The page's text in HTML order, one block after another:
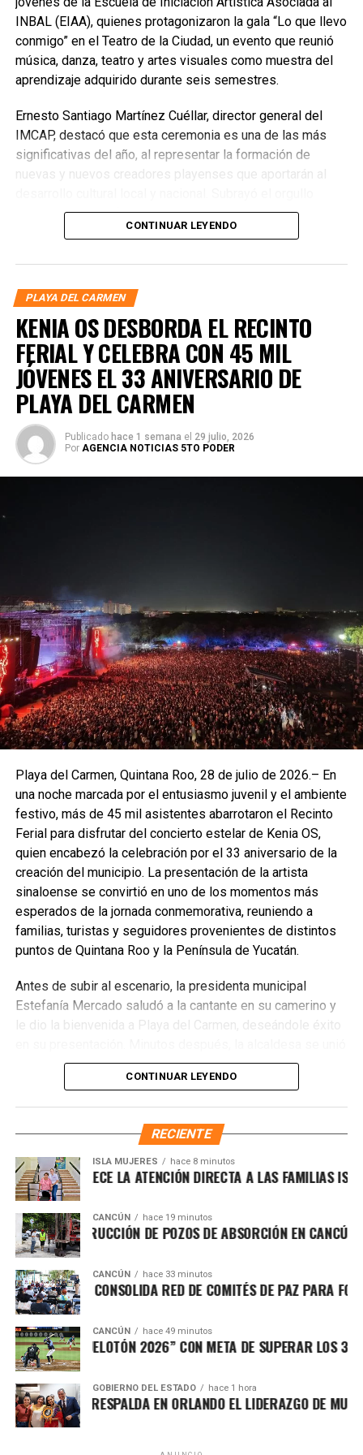
INBAL (EIAA), quienes protagonizaron la gala “Lo que llevo
conmigo” en el Teatro de la Ciudad, un evento que reunió
música, danza, teatro y artes visuales como muestra del
aprendizaje adquirido durante seis semestres.
Ernesto Santiago Martínez Cuéllar, director general del
IMCAP, destacó que esta ceremonia es una de las más
significativas del año, al representar la formación de
nuevas y nuevos creadores playenses que aportarán al
compartido entre familias, docentes y el propio instituto
por el compromiso demostrado por la XI Generación.
empatía y perseverancia.
La gala incluyó la exposición “Aves de paso”, con obras
pictóricas inspiradas en el vuelo de las aves; el collage
musical “Piezas varias de tiempo”; escenografías de
danza contemporánea y mexicana; la puesta en escena
“Derecho es mi pasión”; y el número dancístico “El arte de
florecer en suelo ajeno”. También se presentó el ensamble
musical “Un derecho de nacimiento”, integrado por 14
cierre coral con temas tradicionales como “Go down
Moses” y “Joshua fit the battle of Jericho”.
Fuente: 5to Poder Agencia de Noticias
Recibe las noticias al instante
Únete al canal oficial de WhatsApp de
Quinto Poder
importantes de Quintana Roo directamente
en tu teléfono.
Unirme al canal de WhatsApp
CONTINUAR LEYENDO
PLAYA DEL CARMEN
KENIA OS DESBORDA EL RECINTO
FERIAL Y CELEBRA CON 45 MIL
JÓVENES EL 33 ANIVERSARIO DE
PLAYA DEL CARMEN
Publicado hace 1 semana el 29 julio, 2026
Por AGENCIA NOTICIAS 5TO PODER
Playa del Carmen, Quintana Roo, 28 de julio de 2026.– En
una noche marcada por el entusiasmo juvenil y el ambiente
festivo, más de 45 mil asistentes abarrotaron el Recinto
Ferial para disfrutar del concierto estelar de Kenia OS,
quien encabezó la celebración por el 33 aniversario de la
creación del municipio. La presentación de la artista
sinaloense se convirtió en uno de los momentos más
esperados de la jornada conmemorativa, reuniendo a
familias, turistas y seguidores provenientes de distintos
puntos de Quintana Roo y la Península de Yucatán.
Antes de subir al escenario, la presidenta municipal
Estefanía Mercado saludó a la cantante en su camerino y
le dio la bienvenida a Playa del Carmen, deseándole éxito
a los miles de asistentes que celebraron una noche de
música, convivencia y alegría en un ambiente
completamente familiar.
Kenia OS hizo vibrar al público con un espectáculo lleno
de energía, efectos visuales y una selección de sus
éxitos más populares, entre ellos “Malas Decisiones”, “Mi
CONTINUAR LEYENDO
RECIENTE
ISLA MUJERES hace 8 minutos
FORTALECE LA ATENCIÓN DIRECTA A LAS FAMILIAS
CANCÚN hace 19 minutos
CONSTRUCCIÓN DE POZOS DE ABSORCIÓN EN CANCÚN, EN
CANCÚN hace 33 minutos
JUÁREZ CONSOLIDA RED DE COMITÉS DE PAZ PARA
CANCÚN hace 49 minutos
“ABUELOTÓN 2026” CON META DE SUPERAR LOS 36 MIL
GOBIERNO DEL ESTADO hace 1 hora
LEZAMA RESPALDA EN ORLANDO EL LIDERAZGO DE